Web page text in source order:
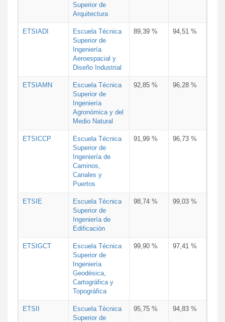
Superior de
Arquitectura
ETSIADI
Escuela Técnica
Superior de
Ingeniería
Aeroespacial y
Diseño Industrial
89,39 % 94,51 %
ETSIAMN
Escuela Técnica
Superior de
Ingeniería
Agronómica y del
Medio Natural
92,85 % 96,28 %
ETSICCP
Escuela Técnica
Superior de
Ingeniería de
Caminos,
Canales y
Puertos
91,99 % 96,73 %
ETSIE
Escuela Técnica
Superior de
Ingeniería de
Edificación
98,74 % 99,03 %
ETSIGCT
Escuela Técnica
Superior de
Ingeniería
Geodésica,
Cartográfica y
Topográfica
99,90 % 97,41 %
ETSII
Escuela Técnica
Superior de
95,75 % 94,83 %